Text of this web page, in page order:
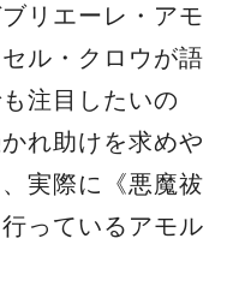
リエーレ・アモ
ル・クロウが語
注目したいの
れ助けを求めや
実際に《悪魔祓
っているアモル